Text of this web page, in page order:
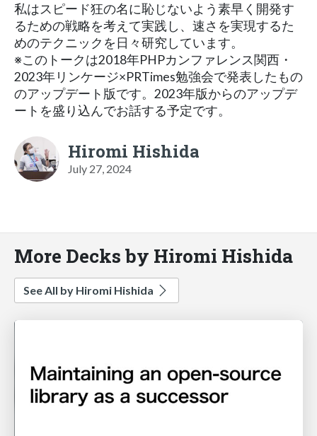
私はスピード狂の名に恥じないよう素早く開発す
るための戦略を考えて実践し、速さを実現するた
めのテクニックを日々研究しています。
※このトークは2018年PHPカンファレンス関西・
2023年リンケージ×PRTimes勉強会で発表したもの
のアップデート版です。2023年版からのアップデ
ートを盛り込んでお話する予定です。
Hiromi Hishida
July 27, 2024
More Decks by Hiromi Hishida
See All by Hiromi Hishida